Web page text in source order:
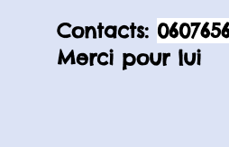
Contacts:
Merci pour lui